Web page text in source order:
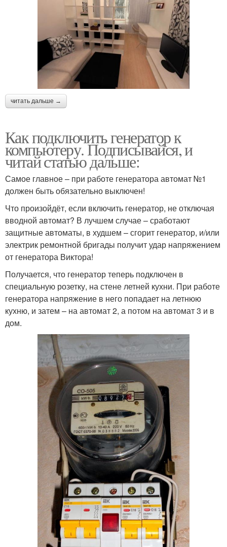
читать дальше →
Как подключить генератор к
компьютеру. Подписывайся, и
читай статью дальше:
Самое главное – при работе генератора автомат №1
должен быть обязательно выключен!
Что произойдёт, если включить генератор, не отключая
вводной автомат? В лучшем случае – сработают
защитные автоматы, в худшем – сгорит генератор, и/или
электрик ремонтной бригады получит удар напряжением
от генератора Виктора!
Получается, что генератор теперь подключен в
специальную розетку, на стене летней кухни. При работе
генератора напряжение в него попадает на летнюю
кухню, и затем – на автомат 2, а потом на автомат 3 и в
дом.